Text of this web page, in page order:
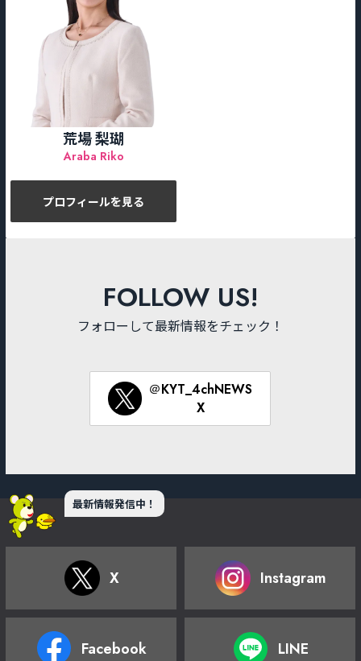
荒場 梨瑚
Araba Riko
プロフィールを見る
FOLLOW US!
フォローして最新情報をチェック！
＠KYT_4chNEWS
X
最新情報発信中！
X Instagram
Facebook LINE